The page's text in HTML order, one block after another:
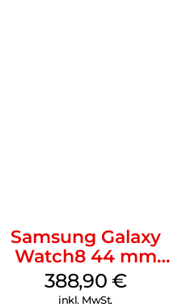
Samsung Galaxy
Watch8 44 mm
Graphite
388,90 €
inkl. MwSt.